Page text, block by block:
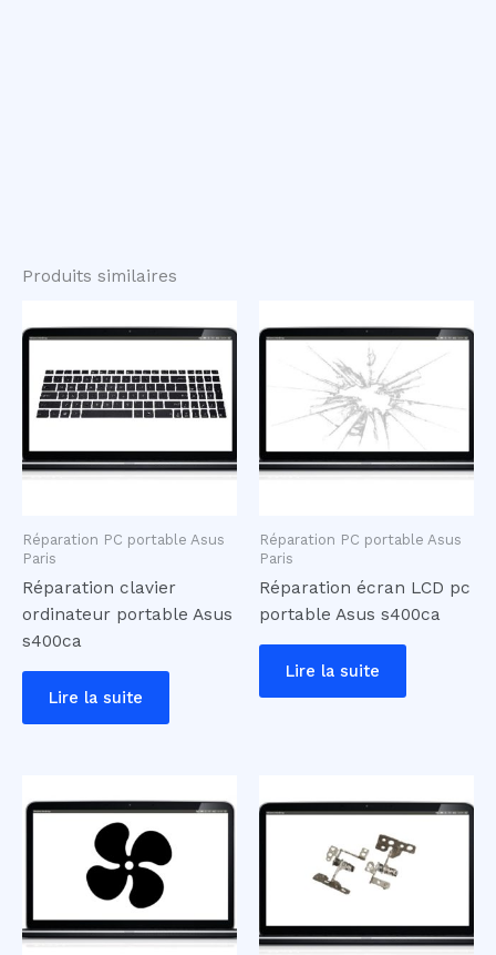
Produits similaires
Réparation PC portable Asus
Paris
Réparation clavier
ordinateur portable Asus
s400ca
Lire la suite
Réparation PC portable Asus
Paris
Réparation écran LCD pc
portable Asus s400ca
Lire la suite